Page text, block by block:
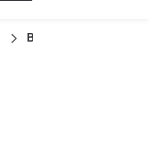
BVP354 96LED